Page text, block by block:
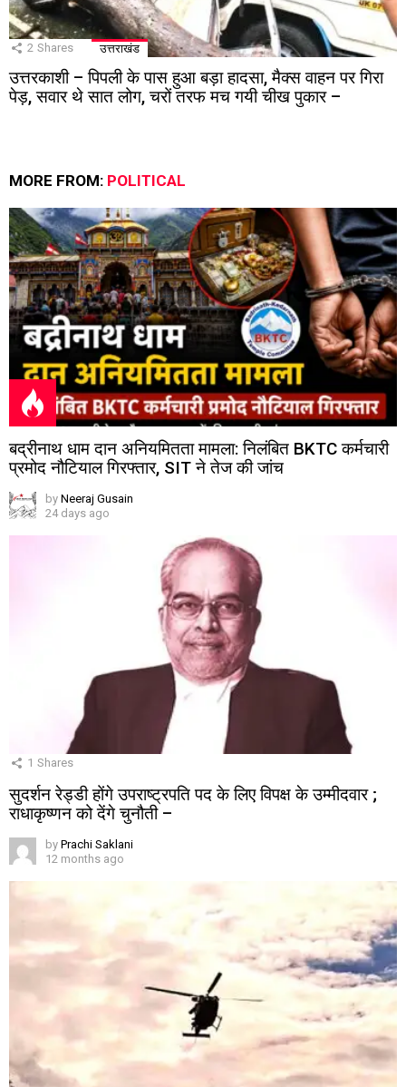
2 Shares उत्तराखंड
उत्तरकाशी – पिपली के पास हुआ बड़ा हादसा, मैक्स वाहन पर गिरा
पेड़, सवार थे सात लोग, चरों तरफ मच गयी चीख पुकार –
MORE FROM: POLITICAL
बद्रीनाथ धाम दान अनियमितता मामला: निलंबित BKTC कर्मचारी
प्रमोद नौटियाल गिरफ्तार, SIT ने तेज की जांच
by Neeraj Gusain
24 days ago
1 Shares
सुदर्शन रेड्डी होंगे उपराष्ट्रपति पद के लिए विपक्ष के उम्मीदवार ;
राधाकृष्णन को देंगे चुनौती –
by Prachi Saklani
12 months ago